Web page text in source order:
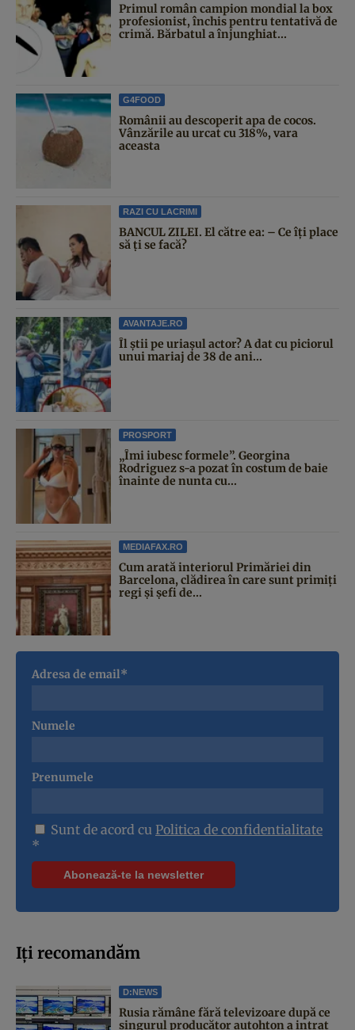
Primul român campion mondial la box
profesionist, închis pentru tentativă de
crimă. Bărbatul a înjunghiat...
G4FOOD
Românii au descoperit apa de cocos.
Vânzările au urcat cu 318%, vara
aceasta
RAZI CU LACRIMI
BANCUL ZILEI. El către ea: – Ce îți place
să ți se facă?
AVANTAJE.RO
Îl știi pe uriașul actor? A dat cu piciorul
unui mariaj de 38 de ani...
PROSPORT
„Îmi iubesc formele”. Georgina
Rodriguez s-a pozat în costum de baie
înainte de nunta cu...
MEDIAFAX.RO
Cum arată interiorul Primăriei din
Barcelona, clădirea în care sunt primiți
regi și șefi de...
Adresa de email*
Numele
Prenumele
Sunt de acord cu Politica de confidentialitate
*
Iți recomandăm
D:NEWS
Rusia rămâne fără televizoare după ce
singurul producător autohton a intrat